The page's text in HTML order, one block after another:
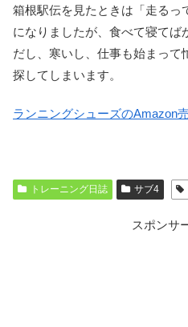
箱根駅伝を見たときは「走るっ
になりましたが、食べて寝てば
だし、寒いし、仕事も始まって
探してしまいます。
ランニングシューズのAmazon
トレーニング日誌 サブ4
スポンサ